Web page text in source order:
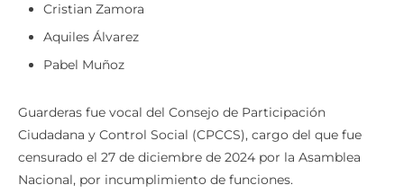
Cristian Zamora
Aquiles Álvarez
Pabel Muñoz
Guarderas fue vocal del Consejo de Participación
Ciudadana y Control Social (CPCCS), cargo del que fue
censurado el 27 de diciembre de 2024 por la Asamblea
Nacional, por incumplimiento de funciones.